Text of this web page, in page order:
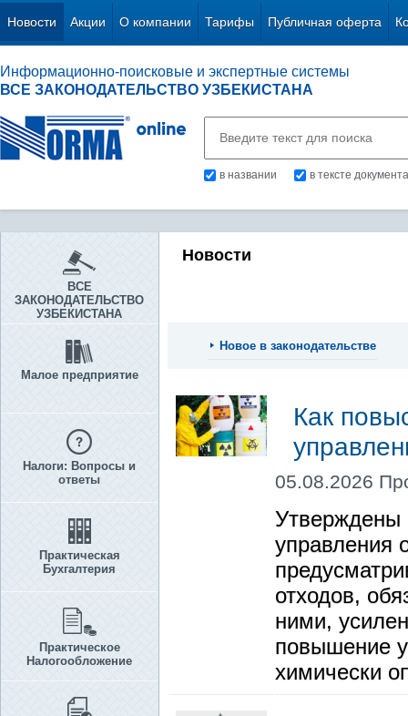
Новости Акции О компании Тарифы Публичная оферта
Информационно-поисковые и экспертные системы
ВСЕ ЗАКОНОДАТЕЛЬСТВО УЗБЕКИСТАНА
в названии в тексте документа
ВСЕ
ЗАКОНОДАТЕЛЬСТВО
УЗБЕКИСТАНА
Малое предприятие
Налоги: Вопросы и
ответы
Практическая
Бухгалтерия
Практическое
Налогообложение
Новости
Новое в законодательстве
Как
05.08.2026
Утверждены
управления
отходов,
ними,
повышение
химически